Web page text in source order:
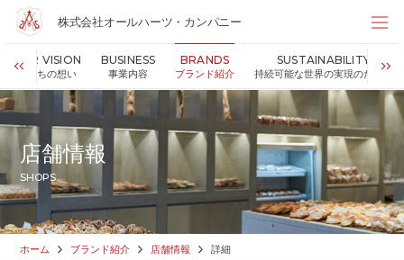
株式会社オールハーツ・カンパニー
OUR VISION
私たちの想い
BUSINESS
事業内容
BRANDS
ブランド紹介
SUSTAINABILITY
持続可能な世界の実現のために
株式会社オールハーツ・カンパニー
店舗検索
HOME
NEWS お知らせ
OUR VISION 私たちの想い
MESSAGE 代表メッセージ
VALUES
BUSINESS 事業内容
店舗情報
SHOPS
ホーム ブランド紹介 店舗情報 詳細